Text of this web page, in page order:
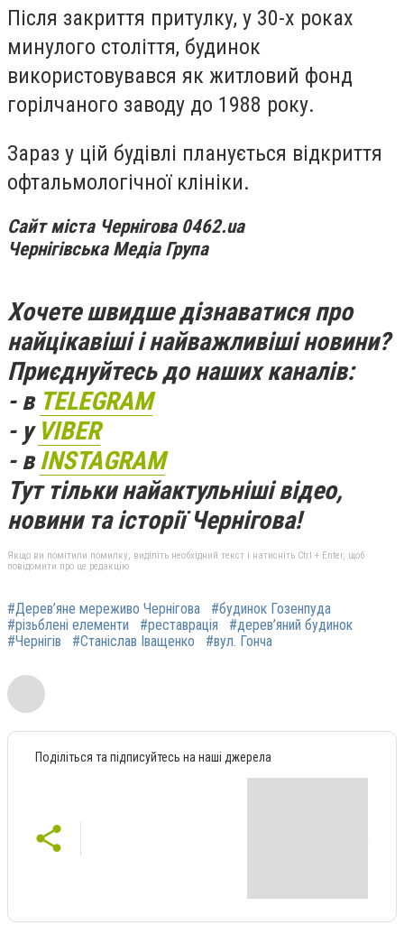
Після закриття притулку, у 30-х роках
минулого століття, будинок
використовувався як житловий фонд
горілчаного заводу до 1988 року.
Зараз у цій будівлі планується відкриття
офтальмологічної клініки.
Сайт міста Чернігова 0462.ua
Чернігівська Медіа Група
Хочете швидше дізнаватися про
найцікавіші і найважливіші новини?
Приєднуйтесь до наших каналів:
- в TELEGRAM
- у VIBER
- вINSTAGRAM
Тут тільки найактульніші відео,
новини та історії Чернігова!
Якщо ви помітили помилку, виділіть необхідний текст і натисніть Ctrl + Enter, щоб
повідомити про це редакцію
#Дерев’яне мереживо Чернігова
#будинок Гозенпуда
#різьблені елементи
#реставрація
#дерев’яний будинок
#Чернігів
#Станіслав Іващенко #вул. Гонча
Поділіться та підписуйтесь на наші джерела